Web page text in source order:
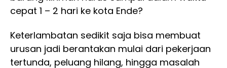
cepat 1 – 2 hari ke kota Ende?
Keterlambatan sedikit saja bisa membuat
urusan jadi berantakan mulai dari pekerjaan
tertunda, peluang hilang, hingga masalah